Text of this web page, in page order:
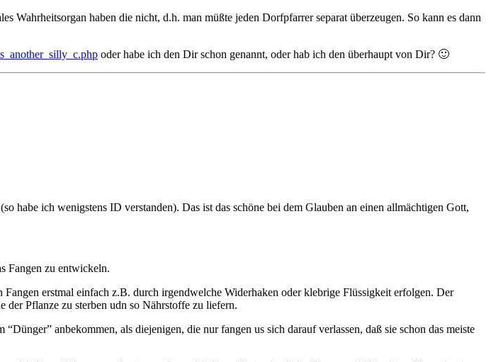
Wahrheitsorgan haben die nicht, d.h. man müßte jeden Dorfpfarrer separat überzeugen. So kann es dann
oder habe ich den Dir schon genannt, oder hab ich den überhaupt von Dir? 🙂
ich wenigstens ID verstanden). Das ist das schöne bei dem Glauben an einen allmächtigen Gott,
Fangen zu entwickeln.
erstmal einfach z.B. durch irgendwelche Widerhaken oder klebrige Flüssigkeit erfolgen. Der
Pflanze zu sterben udn so Nährstoffe zu liefern.
anbekommen, als diejenigen, die nur fangen us sich darauf verlassen, daß sie schon das meiste